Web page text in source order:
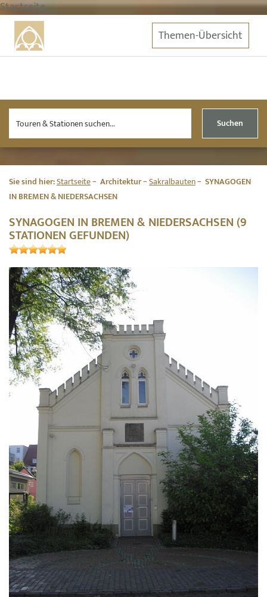
Startseite
Themen-Übersicht
Suchen
Sie sind hier:Startseite Architektur Sakralbauten
SYNAGOGEN
IN BREMEN & NIEDERSACHSEN
SYNAGOGEN IN BREMEN & NIEDERSACHSEN (9
STATIONEN GEFUNDEN)